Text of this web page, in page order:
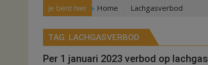
Je bent hier Home Lachgasverbod
TAG: LACHGASVERBOD
Per 1 januari 2023 verbod op lachgas